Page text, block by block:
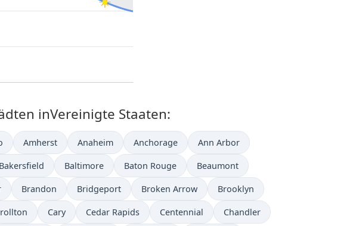
inVereinigte Staaten:
Amherst Anaheim Anchorage Ann Arbor
Bakersfield Baltimore Baton Rouge Beaumont
Brandon Bridgeport Broken Arrow Brooklyn
Cary Cedar Rapids Centennial Chandler